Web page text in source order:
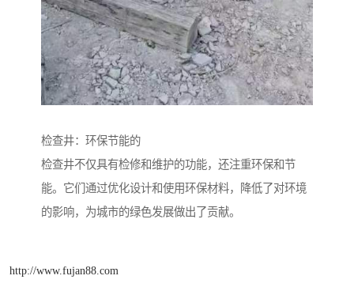
检查井：环保节能的
检查井不仅具有检修和维护的功能，还注重环保和节
能。它们通过优化设计和使用环保材料，降低了对环境
的影响，为城市的绿色发展做出了贡献。
http://www.fujan88.com